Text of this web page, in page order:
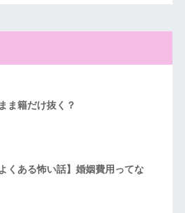
ま籍だけ抜く？
くある怖い話】婚姻費用ってな